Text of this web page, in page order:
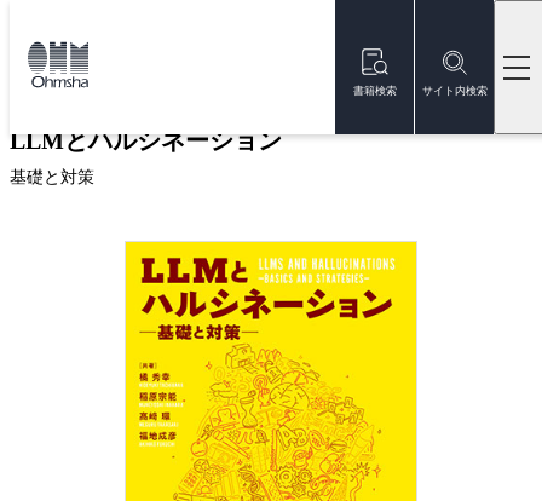
書籍検索 サイト内検索
トップ
LLMとハルシネーション
基礎と対策